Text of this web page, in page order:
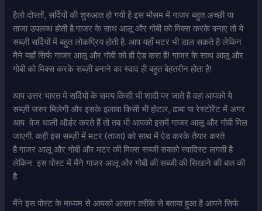
हैलो दोस्तों, सर्दियों की शुरुआत हो गयी है इस मौसम में गाजर बहुत अच्छी या
ताजा उपलब्ध होती है.गाजर के साथ आलू और गोबी को मिक्स करके बनाए तो ये
सब्ज़ी सर्दियों में बहुत लोकप्रिय होती है. आप यहाँ मटर भी डाल सकते है लेकिन
मैने यहाँ सिर्फ गाजर आलू और गोबी को ही ऐड करा हैं! गाजर के साथ आलू और
गोबी को मिक्स करके सब्ज़ी बनाने का स्वाद ही बहुत बेहतरीन होता है!
आप उत्तर भारत में सर्दियों के समय किसी भी शादी पर जाते है वहां आपको ये
सब्ज़ी जरुर मिलेगी और इसके इलावा किसी भी होटल, ढाबा या रेस्टोरेंट में अगर
आप वेज थाली ऑर्डर करते हैं तो तब भी आपको इसमें गाजर आलू और गोबी मिल
जाएगी. कही इस सब्ज़ी में मटर (ताजा) को साथ में ऐड करके तैयार करते
है.गाजर आलू और गोबी और मटर की मिक्स सब्जी सबको स्वादिस्ट लगती है
लेकिन इस पोस्ट में मैंने गाजर आलू और गोबी की सब्जी की सिखाने की बात की
है.
मैंने इस पोस्ट के माध्यम से आपको आसान तरीके से बताया हुआ है आपने सिर्फ